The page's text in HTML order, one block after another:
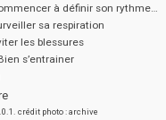
à définir son rythme…
sa respiration
les blessures
s’entrainer
crédit photo : archive